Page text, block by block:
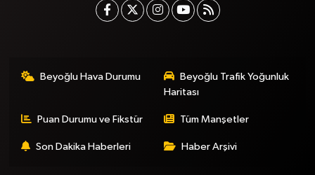
Beyoğlu Hava Durumu
Beyoğlu Trafik Yoğunluk
Haritası
Puan Durumu ve Fikstür Tüm Manşetler
Son Dakika Haberleri Haber Arşivi